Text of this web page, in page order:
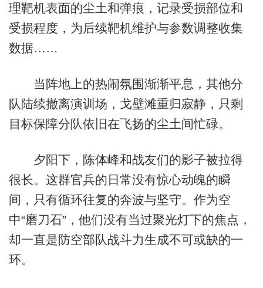
理靶机表面的尘土和弹痕，记录受损部位和
受损程度，为后续靶机维护与参数调整收集
数据……
当阵地上的热闹氛围渐渐平息，其他分
队陆续撤离演训场，戈壁滩重归寂静，只剩
目标保障分队依旧在飞扬的尘土间忙碌。
夕阳下，陈体峰和战友们的影子被拉得
很长。这群官兵的日常没有惊心动魄的瞬
间，只有循环往复的奔波与坚守。作为空
中“磨刀石”，他们没有当过聚光灯下的焦点，
却一直是防空部队战斗力生成不可或缺的一
环。